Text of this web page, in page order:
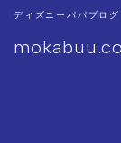
ディズニーパパブロ